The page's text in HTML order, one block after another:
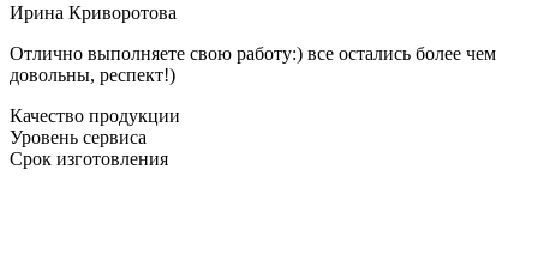
Ирина Криворотова
Отлично выполняете свою работу:) все остались более чем
довольны, респект!)
Качество продукции
Уровень сервиса
Срок изготовления